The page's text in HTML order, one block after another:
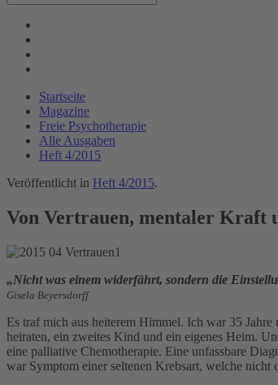
Startseite
Magazine
Freie Psychotherapie
Alle Ausgaben
Heft 4/2015
Veröffentlicht in Heft 4/2015.
Von Vertrauen, mentaler Kraft
„Nicht was einem widerfährt, sondern die
Gisela Beyersdorff
Es traf mich aus heiterem Himmel. Ich war 35
heiraten, ein zweites Kind und ein eigenes Heim.
eine palliative Chemotherapie. Eine unfassbare
war Symptom einer seltenen Krebsart, welche